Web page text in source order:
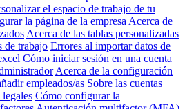
el espacio de trabajo de tu
la página de la empresa Acerca de
Acerca de las tablas personalizadas
de trabajo Errores al importar datos de
Cómo iniciar sesión en una cuenta
Acerca de la configuración
empleados/as Sobre las cuentas
Cómo configurar la